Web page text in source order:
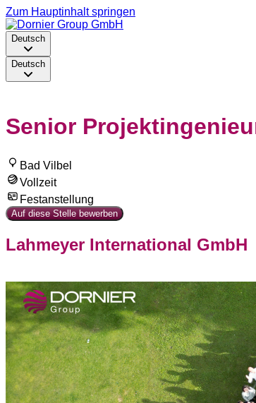
Zum Hauptinhalt springen
Deutsch
Deutsch
Senior
Bad Vilbel
Vollzeit
Festanstellung
Auf diese Stelle bewerben
Lahmeyer International GmbH